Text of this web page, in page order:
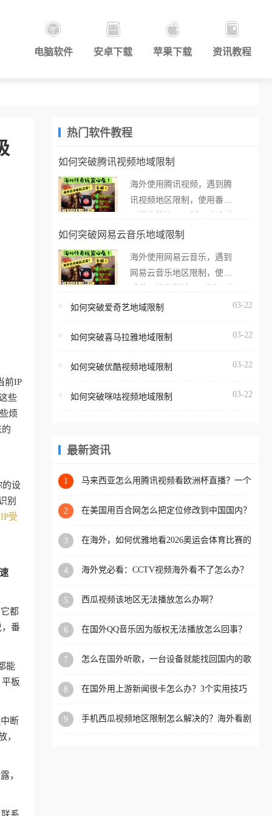
电脑软件 安卓下载 苹果下载 资讯教程
前IP
些
烦
的设
别
受
都
，番
能
板
断
，
，
热门软件教程
如何突破腾讯视频地域限制
海外使用腾讯视频，遇到腾
讯视频地区限制，使用番茄
外打开腾讯视频，却突然弹
地区无法播放”的提示语。
海外用户如香港、澳门、台
亚、欧洲等国家和地区时，
台一样，出现地区及版权限
地区播放。 遇到这个问题的
区工作、留学、定居等，都
权限制所困扰。
如何突破网易云音乐地域限制
海外使用网易云音乐，遇到
网易云音乐地区限制，使用
在海外打开网易云音乐，却
所在的地区无法播放”的提示
门、台湾、美国、加拿大、
区时，网易云音乐也会像其
回国加速器，即可解决「海
版权限制」的问题，无论人
国、加拿大、澳大利亚、欧
学、定居等，都可以使用，
扰。
如何突破爱奇艺地域限制 03-22
如何突破喜马拉雅地域限制 03-22
如何突破优酷视频地域限制 03-22
如何突破咪咕视频地域限制 03-22
最新资讯
1
马来西亚怎么用腾讯视频看欧洲杯直播？一个
2
在美国用百合网怎么把定位修改到中国国内？
3
在海外，如何优雅地看2026奥运会体育比赛的
4
海外党必看：CCTV视频海外看不了怎么办？
5 西瓜视频该地区无法播放怎么办啊？
6
在国外QQ音乐因为版权无法播放怎么回事？
7
怎么在国外听歌，一台设备就能找回国内的歌
8
在国外用上游新闻很卡怎么办？3个实用技巧
9
手机西瓜视频地区限制怎么解决的？海外看剧